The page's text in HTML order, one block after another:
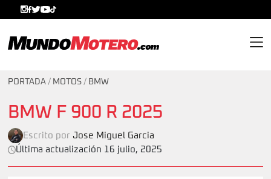
PORTADA / MOTOS / BMW
BMW F 900 R 2025
Escrito por Jose Miguel Garcia
Última actualización 16 julio, 2025